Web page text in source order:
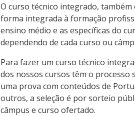
O curso técnico integrado,
forma integrada à formação
ensino médio e as específicas do
dependendo de cada curso ou
Para fazer um curso técnico
dos nossos cursos têm o processo
uma prova com conteúdos de
outros, a seleção é por sorteio
câmpus e curso ofertado.